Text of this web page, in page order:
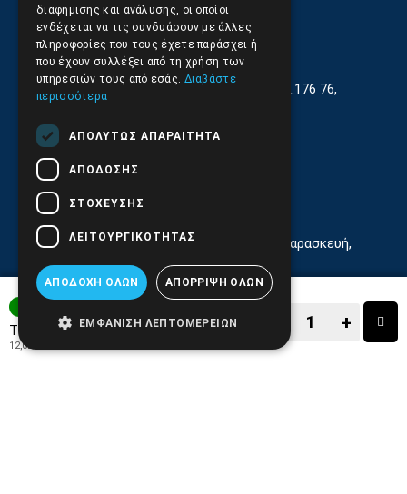
Τιμή: 14,90€
12,02€
+
Γεωργίου Κρέμου 13-17, Καλλιθέα, Τ.Κ.176 76,
Αθήνα, Ελλάδα
210.9566.401 (11.30-17.00)
210.9566.402
Email:info@pds.com.gr
Εξυπηρέτηση Κοινού Δευτέρα έως Παρασκευή,
Αρ. ΓΕΜΗ 6204101000 | Αρ. ΕΜΠΑ 6832
διαφήμισης και ανάλυσης, οι οποίοι
ενδέχεται να τις συνδυάσουν με άλλες
πληροφορίες που τους έχετε παράσχει ή
που έχουν συλλέξει από τη χρήση των
υπηρεσιών τους από εσάς. Διαβάστε
περισσότερα
ΑΠΟΛΎΤΩΣ ΑΠΑΡΑΊΤΗΤΑ
ΑΠΌΔΟΣΗΣ
ΣΤΌΧΕΥΣΗΣ
ΛΕΙΤΟΥΡΓΙΚΌΤΗΤΑΣ
ΑΠΟΔΟΧΉ ΌΛΩΝ ΑΠΌΡΡΙΨΗ ΌΛΩΝ
ΕΜΦΆΝΙΣΗ ΛΕΠΤΟΜΕΡΕΙΏΝ